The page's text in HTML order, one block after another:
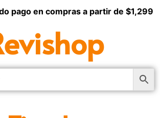
pago en compras a partir de $1,299